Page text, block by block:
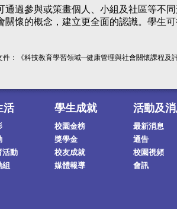
通過參與或策畫個人、小組及社區等不
關懷的概念，建立更全面的認識。學生
件：《科技教育學習領域─健康管理與社會關懷課程
活
活動
組
學生成就
校園金榜
獎學金
校友成就
媒體報導
活動及
最新消息
通告
校園視頻
會訊